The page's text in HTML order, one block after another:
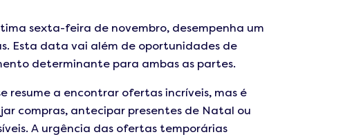
sexta-feira de novembro, desempenha um
Esta data vai além de oportunidades de
determinante para ambas as partes.
resume a encontrar ofertas incríveis, mas é
compras, antecipar presentes de Natal ou
A urgência das ofertas temporárias